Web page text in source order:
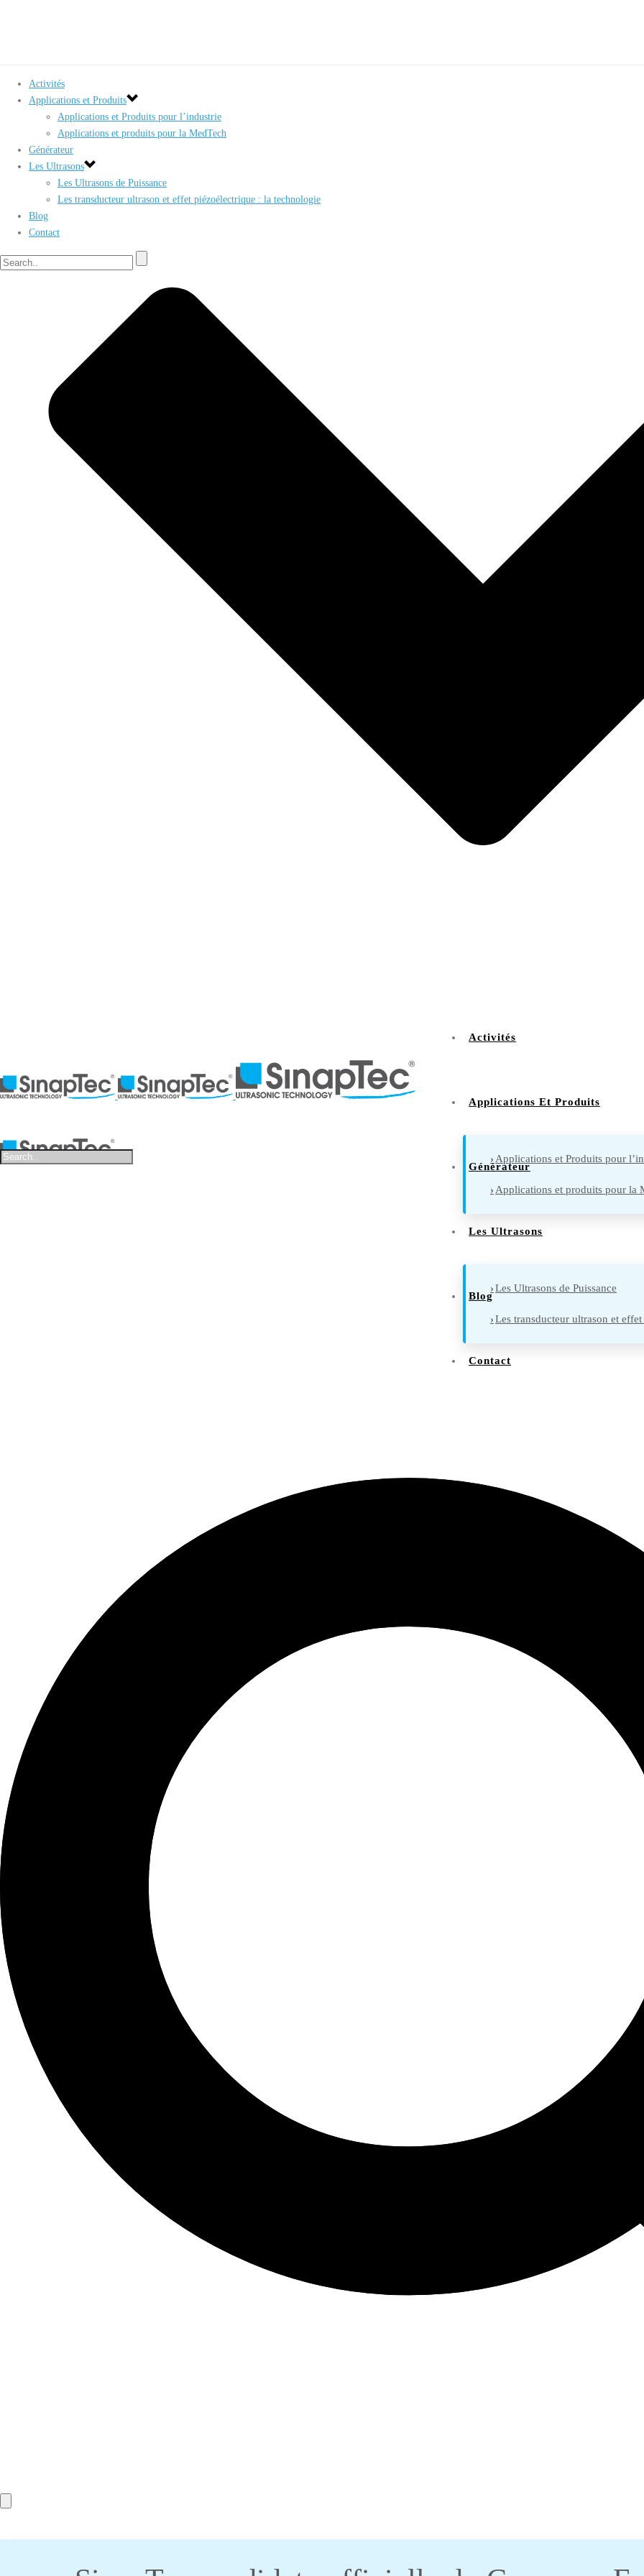
Activités
Applications Et Produits
Applications et Produits pour
Applications et produits pour la
Générateur
Les Ultrasons
Les Ultrasons de Puissance
Les transducteur ultrason et
Blog
Contact
Activités
Applications et Produits
Applications et Produits pour l’industrie
Applications et produits pour la MedTech
Générateur
Les Ultrasons
Les Ultrasons de Puissance
Les transducteur ultrason et effet piézoélectrique : la technologie
Blog
Contact